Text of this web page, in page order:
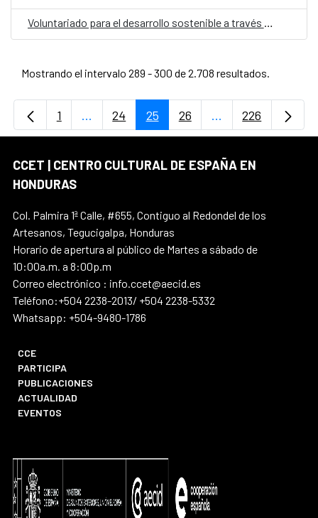
Voluntariado para el desarrollo sostenible a través de la Agenda 2030
Mostrando el intervalo 289 - 300 de 2.708 resultados.
Página
1 ...Páginas intermedias Use TAB para
Página
24 Página
25 Página
26 ...PáginasPágina
226
CCET | CENTRO CULTURAL DE ESPAÑA EN
HONDURAS
Col. Palmira 1ª Calle, #655, Contiguo al Redondel de los
Artesanos, Tegucigalpa, Honduras
Horario de apertura al público de Martes a sábado de
10:00a.m. a 8:00p.m
Correo electrónico : info.ccet@aecid.es
Teléfono:+504 2238-2013/ +504 2238-5332
Whatsapp: +504-9480-1786
CCE
PARTICIPA
PUBLICACIONES
ACTUALIDAD
EVENTOS